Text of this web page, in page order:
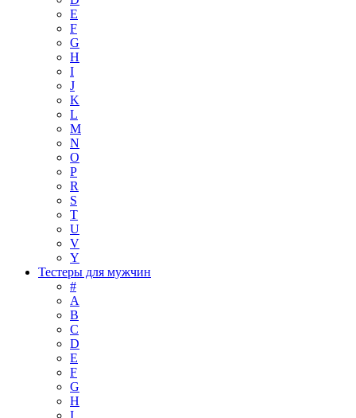
E
F
G
H
I
J
K
L
M
N
O
P
R
S
T
U
V
Y
Тестеры для мужчин
#
A
B
C
D
E
F
G
H
I